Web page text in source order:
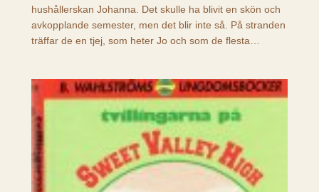
hushållerskan Johanna. Det skulle ha blivit en skön och
avkopplande semester, men det blir inte så. På stranden
träffar de en tjej, som heter Jo och som de flesta…